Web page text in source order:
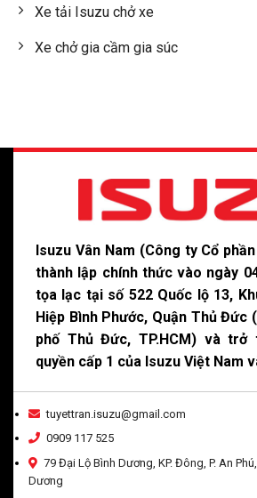
Xe tải Isuzu chở xe
Xe chở gia cầm gia súc
Isuzu Vân Nam (Công ty Cổ
thành lập chính thức vào ngày
tọa lạc tại số 522 Quốc lộ 13,
Hiệp Bình Phước, Quận Thủ Đức
phố Thủ Đức, TP.HCM) và
quyền cấp 1 của Isuzu Việt Nam
tuyettran.isuzu@gmail.com
0909 117 525
79 Đại Lộ Bình Dương, KP. Đông, P. An
Dương